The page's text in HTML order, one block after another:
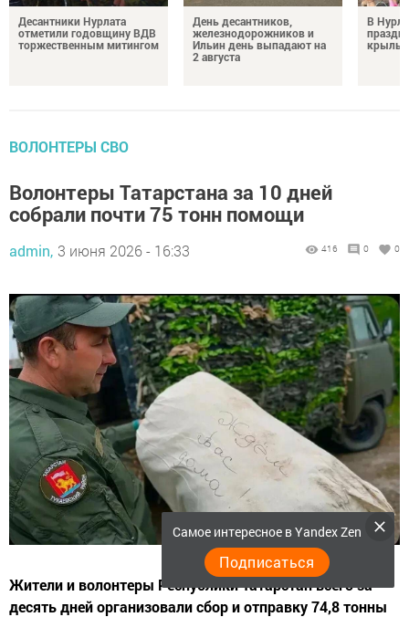
Десантники Нурлата
отметили годовщину ВДВ
торжественным митингом
День десантников,
железнодорожников и
Ильин день выпадают на
2 августа
В
ВОЛОНТЕРЫ СВО
Волонтеры Татарстана за 10 дней
собрали почти 75 тонн помощи
admin, 3 июня 2026 - 16:33 416 0 0
Жители и волонтеры Республики Татарстан всего за
десять дней организовали сбор и отправку 74,8 тонны
Самое интересное в Yandex Zen
Подписаться